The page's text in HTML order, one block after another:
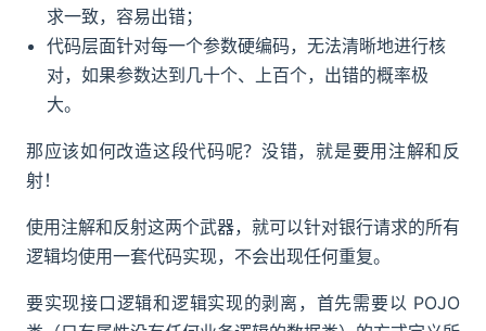
求一致，容易出错；
代码层面针对每一个参数硬编码，无法清晰地进行核
对，如果参数达到几十个、上百个，出错的概率极
大。
那应该如何改造这段代码呢？没错，就是要用注解和反
射！
使用注解和反射这两个武器，就可以针对银行请求的所有
逻辑均使用一套代码实现，不会出现任何重复。
要实现接口逻辑和逻辑实现的剥离，首先需要以 POJO